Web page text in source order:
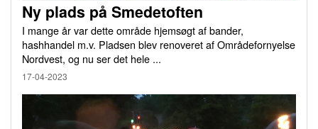
Ny plads på Smedetoften
I mange år var dette område hjemsøgt af bander,
hashhandel m.v. Pladsen blev renoveret af Områdefornyelse
Nordvest, og nu ser det hele ...
17-04-2023